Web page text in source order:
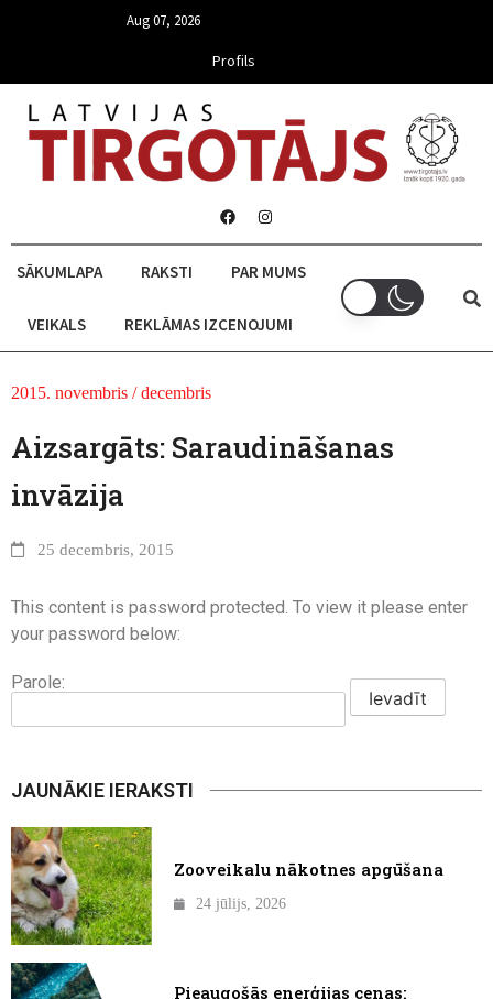
Aug 07, 2026
Profils
SĀKUMLAPA RAKSTI PAR MUMS
VEIKALS REKLĀMAS IZCENOJUMI
2015. novembris / decembris
Aizsargāts: Saraudināšanas
invāzija
25 decembris, 2015
This content is password protected. To view it please enter
your password below:
Parole:
JAUNĀKIE IERAKSTI
Zooveikalu nākotnes apgūšana
24 jūlijs, 2026
Pieaugošās enerģijas cenas: